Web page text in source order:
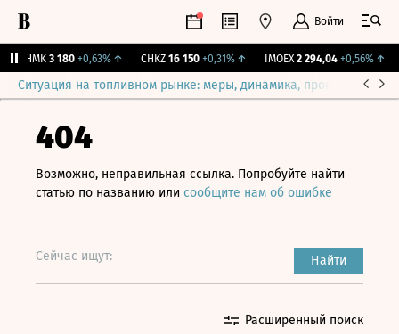
Войти
CHMK 3 180 +0,63%↑ CHKZ 16 150 +0,31% ↑ IMOEX 2 294,04 +0,56%↑
Ситуация на топливном рынке: меры, динамика, прогнозы
404
Возможно, неправильная ссылка. Попробуйте найти
статью по названию или сообщите нам об ошибке
Сейчас ищут: Найти
Расширенный поиск